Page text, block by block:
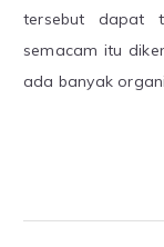
tersebut dapat
semacam itu
ada banyak